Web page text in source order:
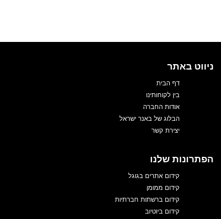
ניווט באתר
דף הבית
בין לקוחותינו
אודות החברה
הבלוג של באנר ישראל
יצירת קשר
הפתרונות שלנו
קידום אתרים בגוגל
קידום ממומן
קידום ברשתות חברתיות
קידום ביוטיוב